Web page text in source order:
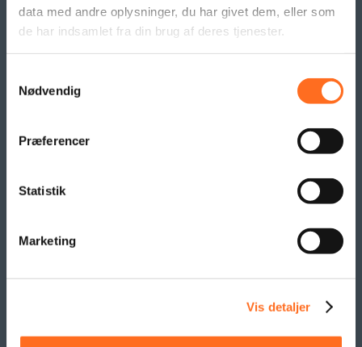
data med andre oplysninger, du har givet dem, eller som
de har indsamlet fra din brug af deres tjenester.
Nødvendig
Præferencer
Statistik
Marketing
Vis detaljer
Outdoor Bannere
Roll Up Banner
Logo- og reklame måtter
Kioskflag